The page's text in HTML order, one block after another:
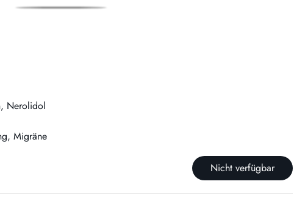
Nerolidol
Migräne
Nicht verfügbar